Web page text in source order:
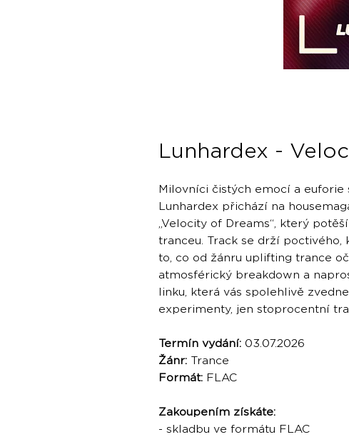
Lunhardex -
Milovníci čistých emocí a euforie
Lunhardex přichází na
„Velocity of Dreams“, který
tranceu. Track se drží
to, co od žánru uplifting trance
atmosférický breakdown a
linku, která vás spolehlivě
experimenty, jen stoprocentní
Termín vydání: 03.07.2026
Žánr: Trance
Formát: FLAC
Zakoupením získáte:
- skladbu ve formátu FLAC